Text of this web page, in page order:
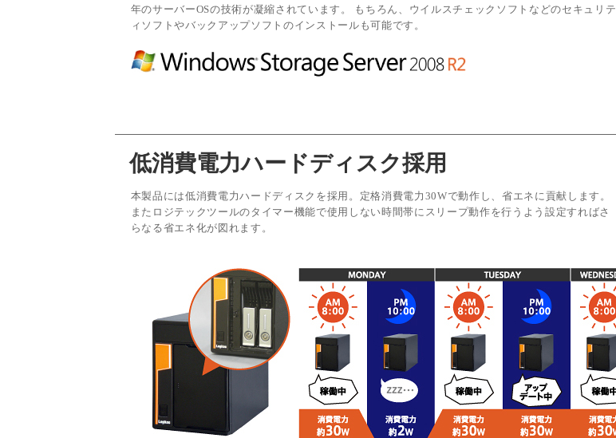
年のサーバーOSの技術が凝縮されています。 もちろん、ウイルスチェックソフトなどのセキュリテ
ィソフトやバックアップソフトのインストールも可能です。
低消費電力ハードディスク採用
本製品には低消費電力ハードディスクを採用。定格消費電力30Wで動作し、省エネに貢献します。
またロジテックツールのタイマー機能で使用しない時間帯にスリープ動作を行うよう設定すればさ
らなる省エネ化が図れます。